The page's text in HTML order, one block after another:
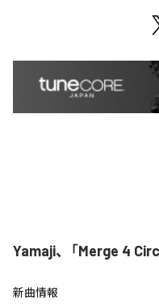
Yamaji、「Merge 4
新曲情報